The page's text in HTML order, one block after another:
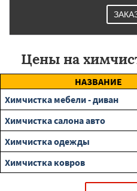
Цены на
НАЗВАНИЕ
Химчистка мебели - диван
Химчистка салона авто
Химчистка одежды
Химчистка ковров